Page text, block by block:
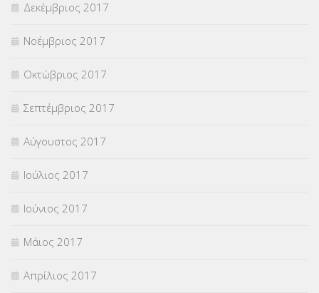
Δεκέμβριος 2017
Νοέμβριος 2017
Οκτώβριος 2017
Σεπτέμβριος 2017
Αύγουστος 2017
Ιούλιος 2017
Ιούνιος 2017
Μάιος 2017
Απρίλιος 2017